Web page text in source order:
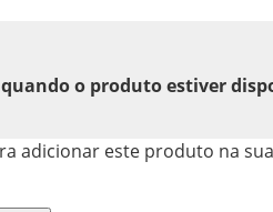
o produto estiver
adicionar este produto na